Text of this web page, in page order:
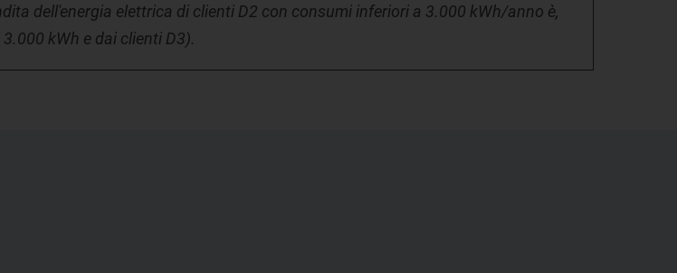
dell'energia elettrica di clienti D2 con consumi inferiori a 3.000 kWh/anno è,
kWh e dai clienti D3).